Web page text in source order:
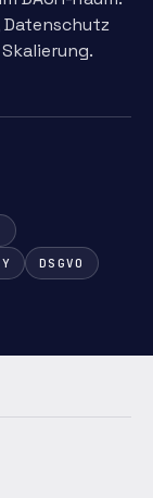
DSGVO